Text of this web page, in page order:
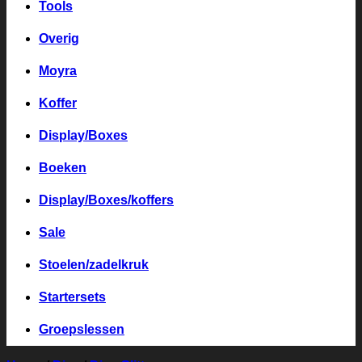
Tools
Overig
Moyra
Koffer
Display/Boxes
Boeken
Display/Boxes/koffers
Sale
Stoelen/zadelkruk
Startersets
Groepslessen